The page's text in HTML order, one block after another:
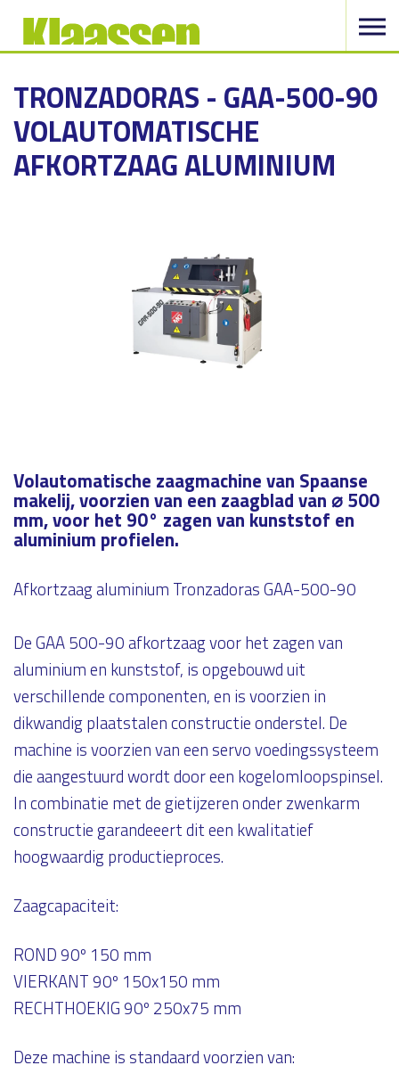
TRONZADORAS - GAA-500-90
VOLAUTOMATISCHE
AFKORTZAAG ALUMINIUM
Volautomatische zaagmachine van Spaanse
makelij, voorzien van een zaagblad van ⌀ 500
mm, voor het 90° zagen van kunststof en
aluminium profielen.
Afkortzaag aluminium Tronzadoras GAA-500-90
De GAA 500-90 afkortzaag voor het zagen van
aluminium en kunststof, is opgebouwd uit
verschillende componenten, en is voorzien in
dikwandig plaatstalen constructie onderstel. De
machine is voorzien van een servo voedingssysteem
die aangestuurd wordt door een kogelomloopspinsel.
In combinatie met de gietijzeren onder zwenkarm
constructie garandeeert dit een kwalitatief
hoogwaardig productieproces.
Zaagcapaciteit:
ROND 90º 150 mm
VIERKANT 90º 150x150 mm
RECHTHOEKIG 90º 250x75 mm
Deze machine is standaard voorzien van: